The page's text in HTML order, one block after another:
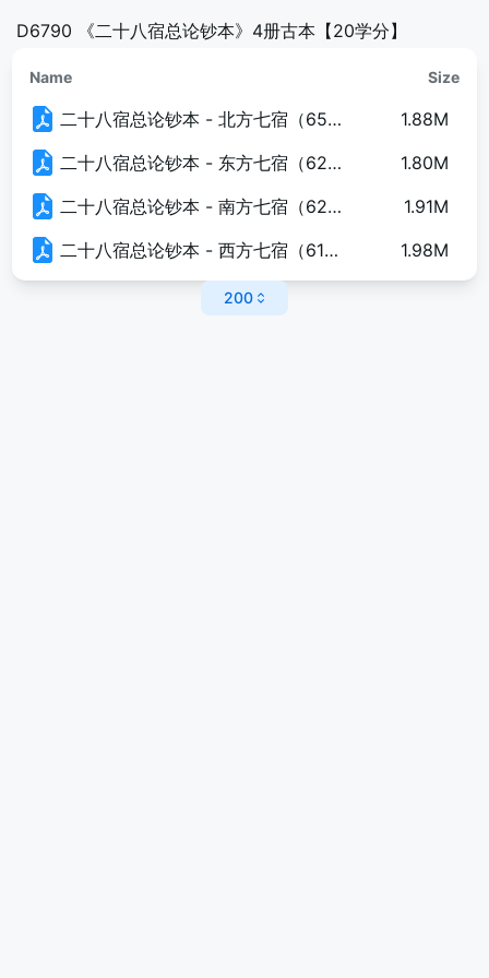
D6790 《二十八宿总论钞本》4册古本【20学分】
Name Size
二十八宿总论钞本 - 北方七宿（65页）.pdf
1.88M
二十八宿总论钞本 - 东方七宿（62页）.pdf
1.80M
二十八宿总论钞本 - 南方七宿（62页）.pdf
1.91M
二十八宿总论钞本 - 西方七宿（61页）.pdf
1.98M
200